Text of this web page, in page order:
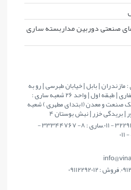
صنعتی دوربین مداربسته ساری
| بابل | خیابان طبرسی | رو به
روی بانک سپه | مجتمع غفاری | طبقه اول | واحد 26 شعبه ساری :
صنعت و معدن (ابتدای مطهری ) شعبه
تلفن : بابل : 4- 32292012 - 011,ساری : 8- 33344767 -